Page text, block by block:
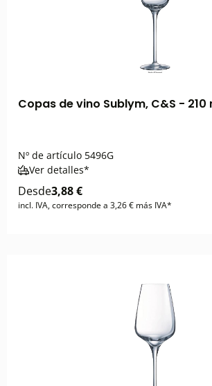
Copas de vino Sublym, C&S - 210
Nº de artículo 5496G
Ver detalles*
Desde3,88 €
incl. IVA, corresponde a 3,26 € más IVA*